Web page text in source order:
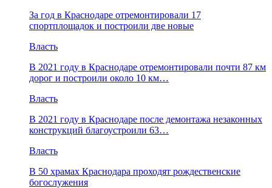
За год в Краснодаре отремонтировали 17
спортплощадок и построили две новые
Власть
В 2021 году в Краснодаре отремонтировали почти 87 км
дорог и построили около 10 км…
Власть
В 2021 году в Краснодаре после демонтажа незаконных
конструкций благоустроили 63…
Власть
В 50 храмах Краснодара проходят рождественские
богослужения